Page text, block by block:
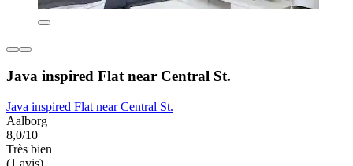
Java inspired Flat near Central St.
Java inspired Flat near Central St.
Aalborg
8,0/10
Très bien
(1 avis)